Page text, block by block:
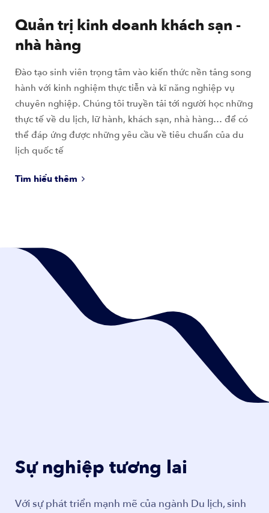
Quản trị kinh doanh khách sạn -
nhà hàng
Đào tạo sinh viên trọng tâm vào kiến thức nền tảng song
hành với kinh nghiệm thực tiễn và kĩ năng nghiệp vụ
chuyên nghiệp. Chúng tôi truyền tải tới người học những
thực tế về du lịch, lữ hành, khách sạn, nhà hàng… để có
thể đáp ứng được những yêu cầu về tiêu chuẩn của du
lịch quốc tế
Tìm hiểu thêm
Sự nghiệp tương lai
Với sự phát triển mạnh mẽ của ngành Du lịch, sinh